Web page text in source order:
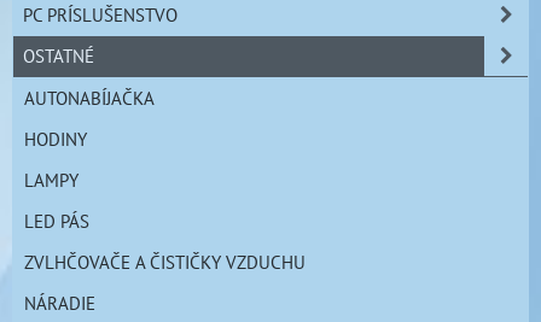
PC PRÍSLUŠENSTVO
OSTATNÉ
AUTONABÍJAČKA
HODINY
LAMPY
LED PÁS
ZVLHČOVAČE A ČISTIČKY VZDUCHU
NÁRADIE